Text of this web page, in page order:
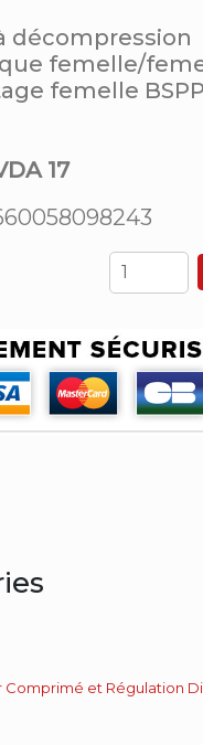
décompression
femelle/
femelle BSPP
17
Comprimé et Régulation